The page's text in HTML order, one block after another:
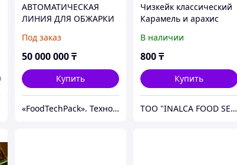
АВТОМАТИЧЕСКАЯ
ЛИНИЯ ДЛЯ ОБЖАРКИ
ОРЕХОВ
Под заказ
50 000 000₸
Купить
«FoodTechPack». Технологическое оборудование для производства и упаковки
Чизкейк классический
Карамель и арахис
индивидуальной
упаковке
В наличии
800₸
Купить
ТОО "INALCA FOOD SERVICE"